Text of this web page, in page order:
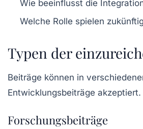
Wie beeinflusst die
Welche Rolle spielen
Typen der
Beiträge können in
Entwicklungsbeiträge akzeptiert.
Forschungsbeiträge